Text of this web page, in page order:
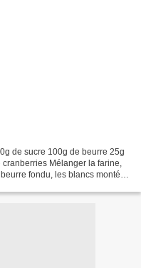
de sucre 100g de beurre 25g
Mélanger la farine,
fondu, les blancs montés